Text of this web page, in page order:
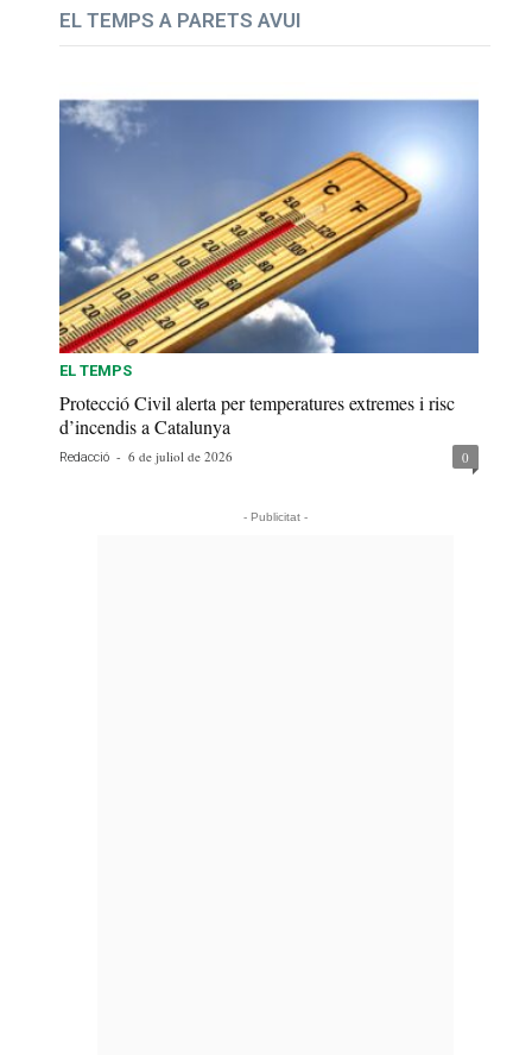
EL TEMPS A PARETS AVUI
EL TEMPS
Protecció Civil alerta per temperatures extremes i risc
d’incendis a Catalunya
Redacció - 6 de juliol de 2026 0
- Publicitat -